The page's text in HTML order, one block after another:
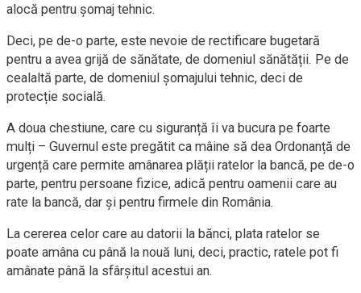
alocă pentru șomaj tehnic.
Deci, pe de-o parte, este nevoie de rectificare bugetară
pentru a avea grijă de sănătate, de domeniul sănătății. Pe de
cealaltă parte, de domeniul șomajului tehnic, deci de
protecție socială.
A doua chestiune, care cu siguranță îi va bucura pe foarte
mulți – Guvernul este pregătit ca mâine să dea Ordonanță de
urgență care permite amânarea plății ratelor la bancă, pe de-o
parte, pentru persoane fizice, adică pentru oamenii care au
rate la bancă, dar și pentru firmele din România.
La cererea celor care au datorii la bănci, plata ratelor se
poate amâna cu până la nouă luni, deci, practic, ratele pot fi
amânate până la sfârșitul acestui an.